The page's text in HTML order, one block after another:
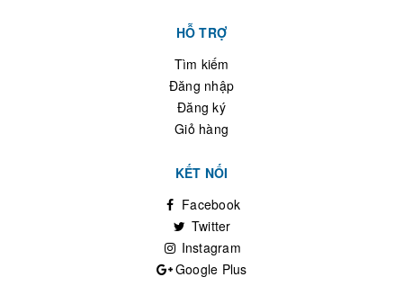
HỖ TRỢ
Tìm kiếm
Đăng nhập
Đăng ký
Giỏ hàng
KẾT NỐI
Facebook
Twitter
Instagram
Google Plus